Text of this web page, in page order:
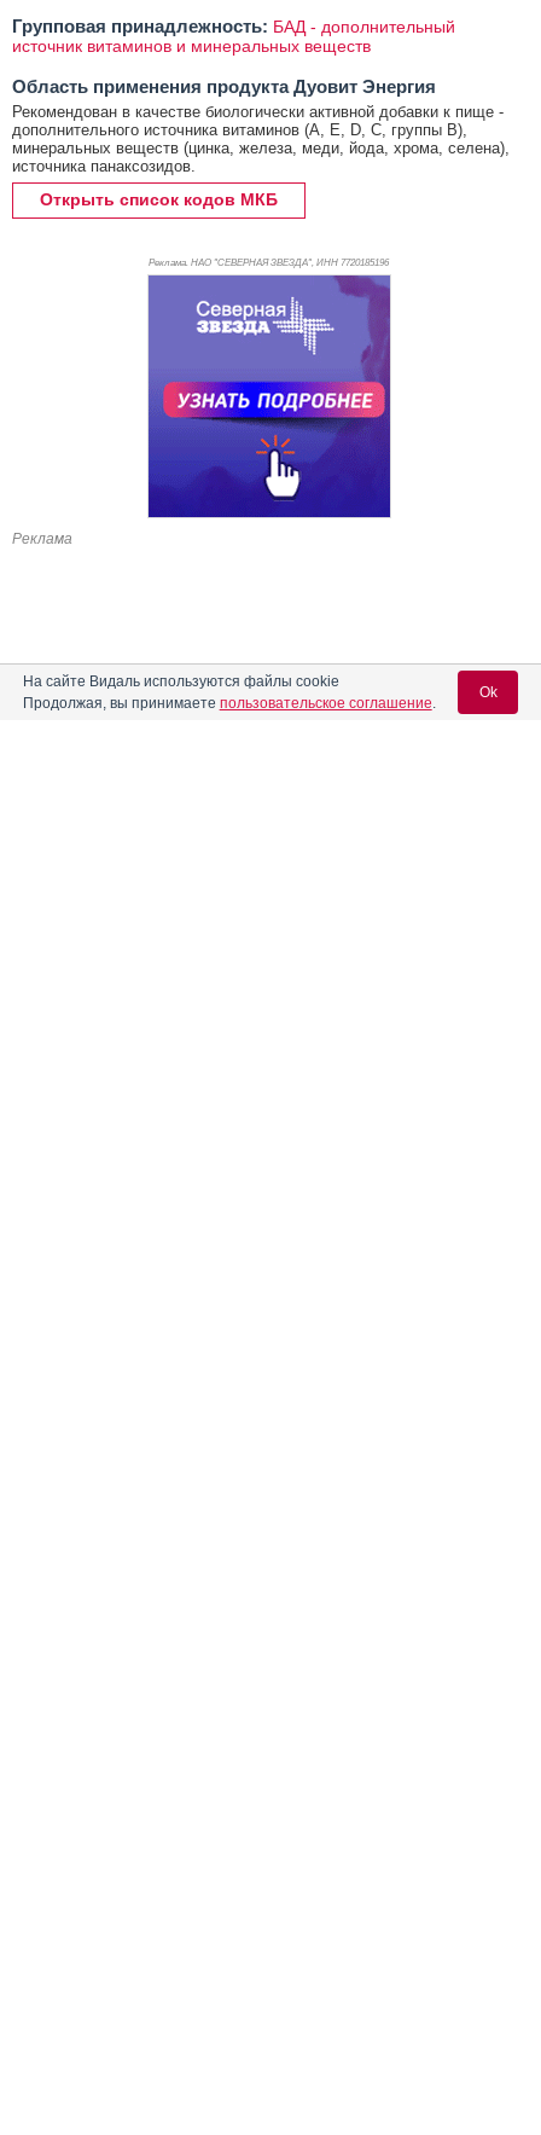
Групповая принадлежность: БАД - дополнительный
источник витаминов и минеральных веществ
Область применения продукта Дуовит Энергия
Рекомендован в качестве биологически активной добавки к пище -
дополнительного источника витаминов (А, Е, D, C, группы В),
минеральных веществ (цинка, железа, меди, йода, хрома, селена),
источника панаксозидов.
Открыть список кодов МКБ
Реклама. НАО "СЕВЕРНАЯ ЗВЕЗДА", ИНН 7720185196
Реклама
На сайте Видаль используются файлы cookie
Продолжая, вы принимаете пользовательское соглашение.
Ok